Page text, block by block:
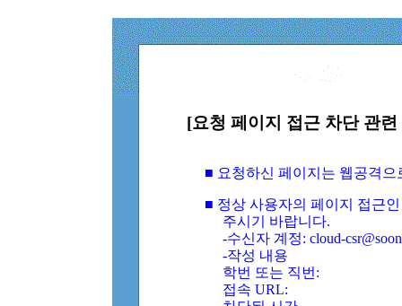
[요청 페이지 접근 차단 관
■ 요청하신 페이지는 웹공격
■ 정상 사용자의 페이지 접근
주시기 바랍니다.
-수신자 계정: cloud-
-작성 내용
학번 또는 직번:
접속 URL: